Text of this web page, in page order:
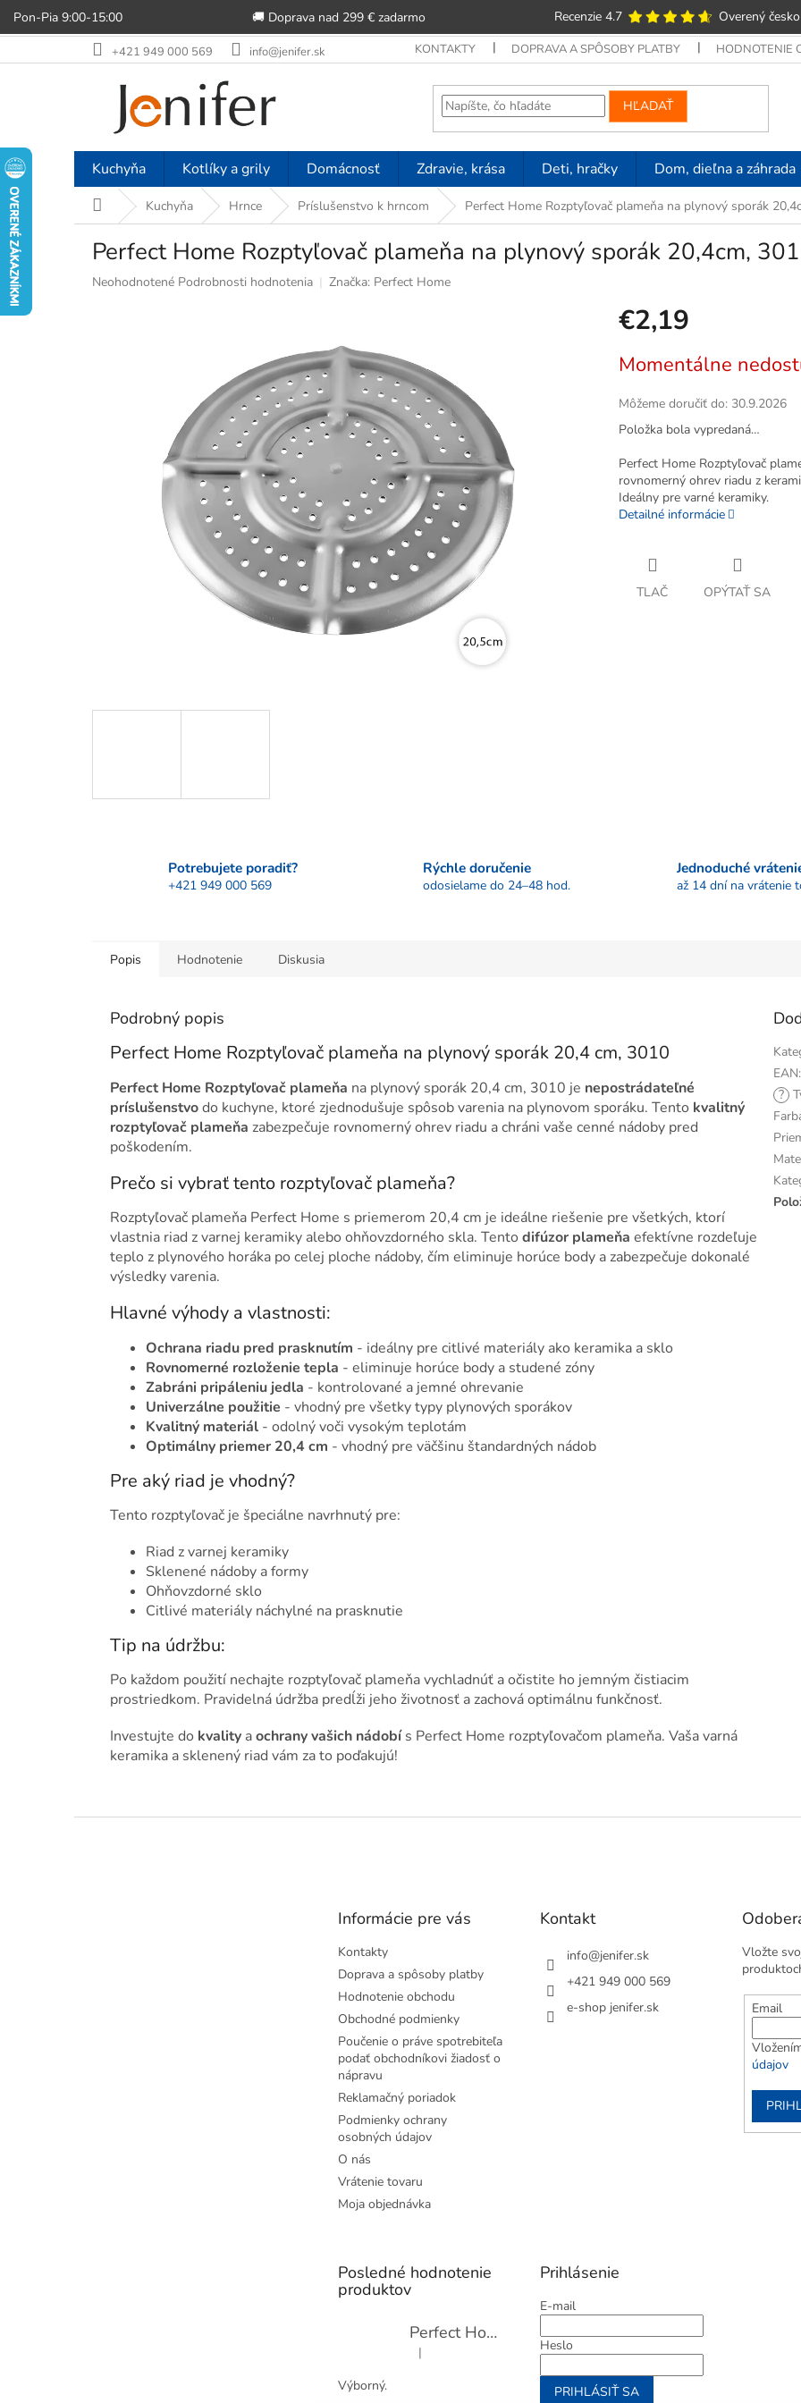
Pon-Pia 9:00-15:00 🚚 Doprava nad 299 € zadarmo Recenzie 4.7 Overený
na
+421 949 000 569 info@jenifer.sk KONTAKTY DOPRAVA A SPÔSOBY PLATBY HODNOTENIE
HĽADAŤ
Kuchyňa Kotlíky a grily Domácnosť Zdravie, krása Deti, hračky Dom, dieľna a záhrada
DomovKuchyňa Hrnce Príslušenstvo k hrncom Perfect Home Rozptyľovač plameňa na plynový sporák
Perfect Home Rozptyľovač plameňa na plynový sporák 20,4cm,
Priemerné
Neohodnotené Podrobnosti hodnotenia Značka: Perfect Home
€2,19
cena:
Momentálne
Môžeme doručiť do: 30.9.2026
Položka bola vypredaná…
Perfect Home Rozptyľovač
rovnomerný ohrev riadu z
Ideálny pre varné keramiky.
Detailné informácie
TLAČ OPÝTAŤ SA
Potrebujete poradiť?
+421 949 000 569
Rýchle doručenie
odosielame do 24–48 hod.
Jednoduché
až 14 dní na vrátenie
Popis Hodnotenie Diskusia
Podrobný popis
Perfect Home Rozptyľovač plameňa na plynový sporák 20,4 cm, 3010
Perfect Home Rozptyľovač plameňa na plynový sporák 20,4 cm, 3010 je nepostrádateľné
príslušenstvodo kuchyne, ktoré zjednodušuje spôsob varenia na plynovom sporáku. Tento kvalitný
rozptyľovač plameňa zabezpečuje rovnomerný ohrev riadu a chráni vaše cenné nádoby pred
poškodením.
Prečo si vybrať tento rozptyľovač plameňa?
Rozptyľovač plameňa Perfect Home s priemerom 20,4 cm je ideálne riešenie pre všetkých, ktorí
vlastnia riad z varnej keramiky alebo ohňovzdorného skla. Tento difúzor plameňa efektívne rozdeľuje
teplo z plynového horáka po celej ploche nádoby, čím eliminuje horúce body a zabezpečuje dokonalé
výsledky varenia.
Hlavné výhody a vlastnosti:
Ochrana riadu pred prasknutím - ideálny pre citlivé materiály ako keramika a sklo
Rovnomerné rozloženie tepla - eliminuje horúce body a studené zóny
Zabráni pripáleniu jedla - kontrolované a jemné ohrevanie
Univerzálne použitie - vhodný pre všetky typy plynových sporákov
Kvalitný materiál - odolný voči vysokým teplotám
Optimálny priemer 20,4 cm - vhodný pre väčšinu štandardných nádob
Pre aký riad je vhodný?
Tento rozptyľovač je špeciálne navrhnutý pre:
Riad z varnej keramiky
Sklenené nádoby a formy
Ohňovzdorné sklo
Citlivé materiály náchylné na prasknutie
Tip na údržbu:
Po každom použití nechajte rozptyľovač plameňa vychladnúť a očistite ho jemným čistiacim
prostriedkom. Pravidelná údržba predĺži jeho životnosť a zachová optimálnu funkčnosť.
Investujte do kvality aochrany vašich nádobís Perfect Home rozptyľovačom plameňa. Vaša varná
keramika a sklenený riad vám za to poďakujú!
EAN:
?
Informácie pre vás
Kontakty
Doprava a spôsoby platby
Hodnotenie obchodu
Obchodné podmienky
Poučenie o práve spotrebiteľa
podať obchodníkovi žiadosť o
nápravu
Reklamačný poriadok
Podmienky ochrany
osobných údajov
O nás
Vrátenie tovaru
Moja objednávka
Kontakt
info@jenifer.sk
+421 949 000 569
e-shop jenifer.sk
Vložte
Email
údajov
Posledné hodnotenie
produktov
Perfect Home Tĺčik na mäso so sekáčikom, 56893
Hodnotenie produktu je 5 z 5 hviezdičiek.
|
Výborný.
Prihlásenie
E-mail
Heslo
PRIHLÁSIŤ SA